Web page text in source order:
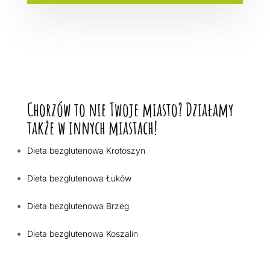
Chorzów to nie Twoje miasto? Działamy
także w innych miastach!
Dieta bezglutenowa Krotoszyn
Dieta bezglutenowa Łuków
Dieta bezglutenowa Brzeg
Dieta bezglutenowa Koszalin